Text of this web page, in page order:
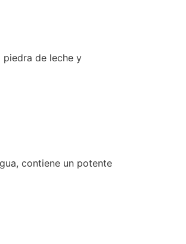
piedra de leche y
contiene un potente